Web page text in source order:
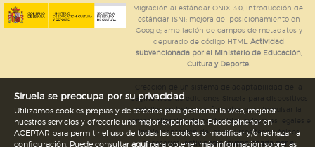
Migración al estándar ONIX 3.0; introducción del
estándar ISNI; mejora del posicionamiento en
Google; ampliación de campos de metadatos y
depurado de código HTML.Actividad
subvencionada por el Ministerio de Educación,
Cultura y Deporte.
página web de ediciones Siruela para dispositivos
móviles en todos sus formatos para impulsar la
comercialización de contenidos culturales legales e
implementación de los recursos tecnológicos
necesarios.Actividad subvencionada por el
Siruela se preocupa por su privacidad
Utilizamos cookies propias y de terceros para gestionar la web, mejorar
nuestros servicios y ofrecerle una mejor experiencia. Puede pinchar en
ACEPTAR para permitir el uso de todas las cookies o modificar y/o rechazar la
configuración. Puede consultar aquípara obtener más información sobre las